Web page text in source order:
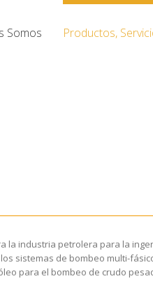
Somos Productos,
la industria petrolera para la
sistemas de bombeo multi-
para el bombeo de crudo